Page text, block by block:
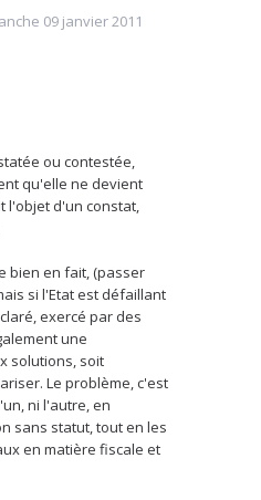
09 janvier 2011
ou contestée,
qu'elle ne devient
l'objet d'un constat,
bien en fait, (passer
si l'Etat est défaillant
exercé par des
une
solutions, soit
Le problème, c'est
ni l'autre, en
sans statut, tout en les
en matière fiscale et